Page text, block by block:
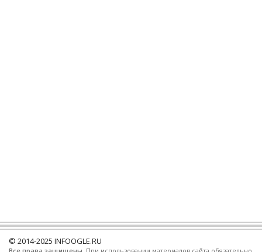
© 2014-2025 INFOOGLE.RU